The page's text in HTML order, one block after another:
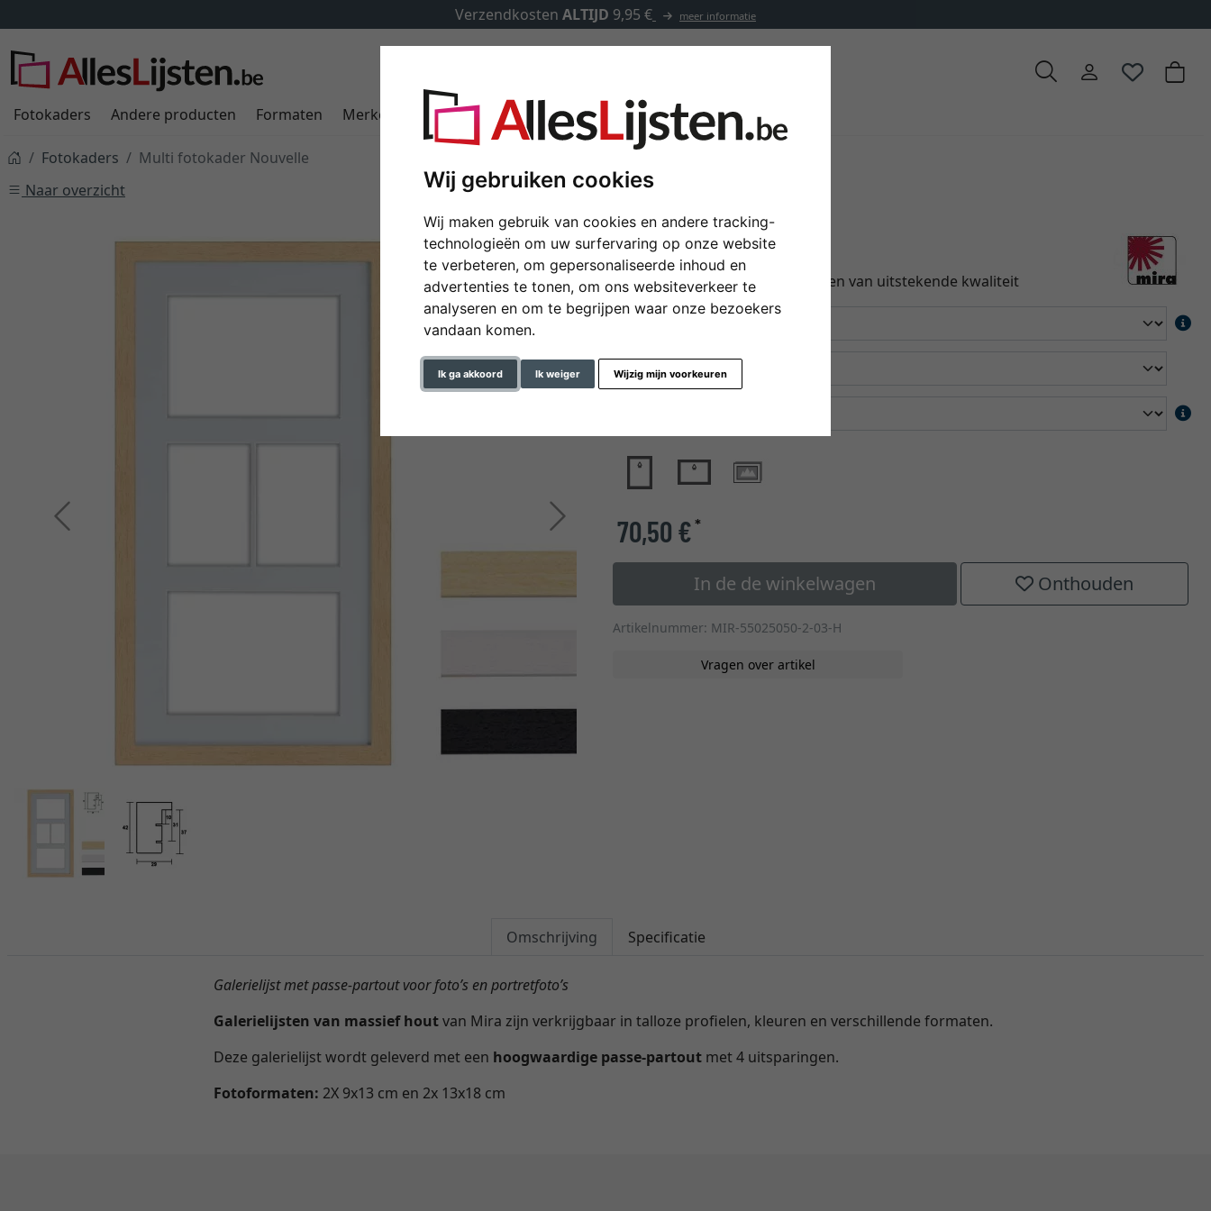
Wij gebruiken cookies
Wij maken gebruik van cookies en andere tracking-
technologieën om uw surfervaring op onze website
te verbeteren, om gepersonaliseerde inhoud en
advertenties te tonen, om ons websiteverkeer te
analyseren en om te begrijpen waar onze bezoekers
vandaan komen.
Ik ga akkoord Ik weiger Wijzig mijn voorkeuren
Verzendkosten ALTIJD 9,95 € meer informatie
Fotokaders Andere producten Formaten Merken Kaders op maat Passe-partouts Toebehoren
Fotokaders
Multi fotokader Nouvelle
Naar overzicht
Terug Verder
Multi fotokader Nouvelle
Galeriekader in klassiek design en van uitstekende kwaliteit
kleur
70,50 €*
In de de winkelwagen Onthouden
Artikelnummer: MIR-55025050-2-03-H
Vragen over artikel
Omschrijving Specificatie
Galerielijst met passe-partout voor foto’s en portretfoto’s
Galerielijsten van massief houtvan Mira zijn verkrijgbaar in talloze profielen, kleuren en verschillende formaten.
Deze galerielijst wordt geleverd met een hoogwaardige passe-partout met 4 uitsparingen.
Fotoformaten: 2X 9x13 cm en 2x 13x18 cm